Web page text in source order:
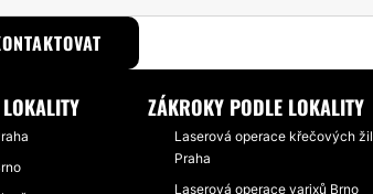
SE ZÁKROKU LASEROVÁ OPERACE KŘEČOVÝCH ŽIL
ZÁKROKY PODLE LOKALITY
Laserová operace křečových žil
Praha
Laserová operace varixů Brno